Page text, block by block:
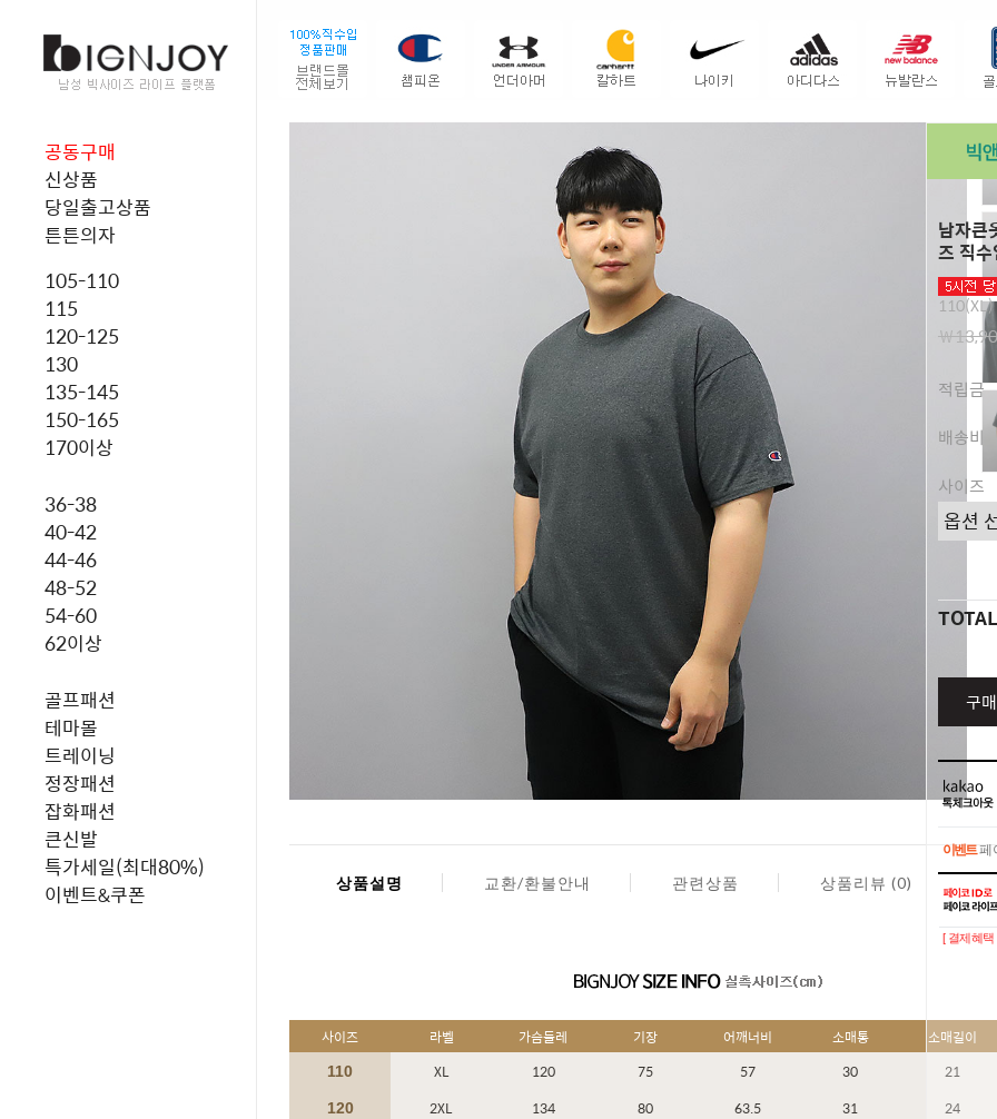
공동구매
신상품
당일출고상품
튼튼의자
105-110
115
120-125
130
135-145
150-165
170이상
36-38
40-42
44-46
48-52
54-60
62이상
골프패션
테마몰
트레이닝
정장패션
잡화패션
큰신발
특가세일(최대80%)
이벤트&쿠폰
남자큰
즈 직
110(XL)
￦
적립금
배송비
사이즈
TOTAL
구
이벤트페
이벤트페
[ 결제혜
상품설명 교환/환불안내 관련상품 상품리뷰 (0)
사이즈 라벨 가슴둘레 기장 어깨너비 소매통 소매길이
110 XL 120 75 57 30 21
120 2XL 134 80 63.5 31 24